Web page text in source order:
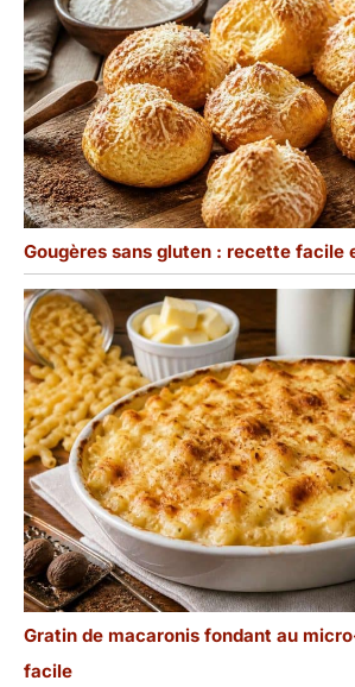
Gougères sans gluten : recette facile
Gratin de macaronis fondant au
facile